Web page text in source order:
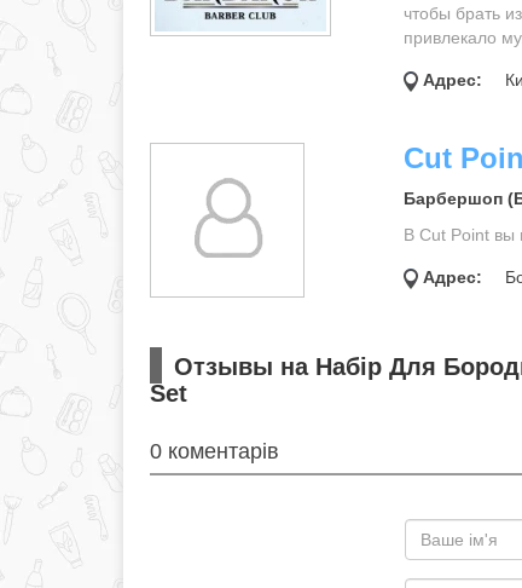
чтобы брать
привлекало
Адрес:
Cut
Барбершоп
В Cut Point вы
Адрес:
Отзывы на Набір Для
Set
0 коментарів